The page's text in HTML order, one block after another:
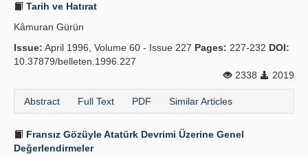
Principles
Publication Policies
Guidelines
Contact Us
Tarih ve Hatırat
Kâmuran Gürün
Issue: April 1996, Volume 60 - Issue 227 Pages: 227-232 DOI:
10.37879/belleten.1996.227
2338
2019
Abstract Full Text PDF Similar Articles
Fransız Gözüyle Atatürk Devrimi Üzerine Genel
Değerlendirmeler